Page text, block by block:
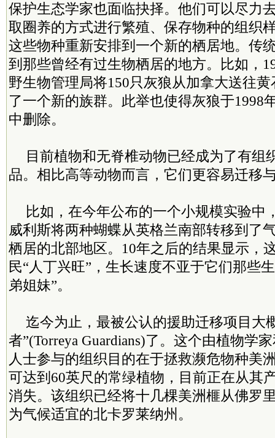
保护生态学家也面临抉择。他们可以尽力
取圈养的方式进行繁殖、保存物种的组织
这些物种重新安排到一个新的栖居地。传
到那些曾经有过生物栖居的地方。比如，
野生物管理局将150只灰狼从加拿大送往
了一个新的族群。此举也使得灰狼于1998
中删除。
目前植物和无脊椎动物已经成为了有组
品。相比高等动物而言，它们更容易迁移
比如，在今年公布的一个小规模实验中
威利斯将两种蝴蝶从英格兰南部转移到了
栖居的北部地区。10年之后的结果显示，
民“人丁兴旺”，生长速度不亚于它们那些
弟姐妹”。
迄今为止，最被公认的援助迁移项目大
者”(Torreya Guardians)了。这个由植物学
人士参与的组织目的在于拯救濒危物种美
可达到60英尺的常绿植物，目前正在从其
消失。该组织已经将十几棵美洲榧从佛罗
为气候适宜的北卡罗莱纳州。